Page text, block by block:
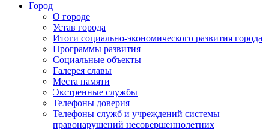
Город
О городе
Устав города
Итоги социально-экономического развития города
Программы развития
Социальные объекты
Галерея славы
Места памяти
Экстренные службы
Телефоны доверия
Телефоны служб и учреждений системы
правонарушений несовершеннолетних